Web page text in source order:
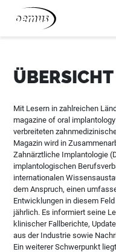
Zum Inhalt springen
ÜBERSICHT
Mit Lesern in zahlreichen
magazine of oral
verbreiteten
Magazin wird in
Zahnärztliche Implantologie
implantologischen
internationalen
dem Anspruch, einen
Entwicklungen in diesem
jährlich. Es informiert seine
klinischer Fallberichte,
aus der Industrie sowie
Ein weiterer Schwerpunkt